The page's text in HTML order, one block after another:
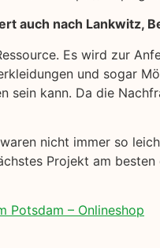
auch nach Lankwitz,
Es wird zur
und sogar
sein kann. Da die
nicht immer so
Projekt am
Potsdam – Onlineshop